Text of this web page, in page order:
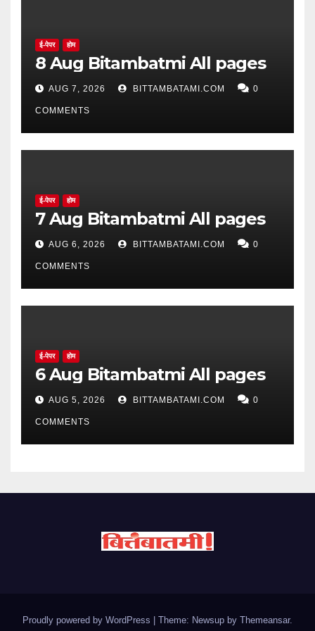
ई-पेपर होम
8 Aug Bitambatmi All pages
AUG 7, 2026 BITTAMBATAMI.COM 0
COMMENTS
ई-पेपर होम
7 Aug Bitambatmi All pages
AUG 6, 2026 BITTAMBATAMI.COM 0
COMMENTS
ई-पेपर होम
6 Aug Bitambatmi All pages
AUG 5, 2026 BITTAMBATAMI.COM 0
COMMENTS
Proudly powered by WordPress Theme: Newsup by Themeansar.